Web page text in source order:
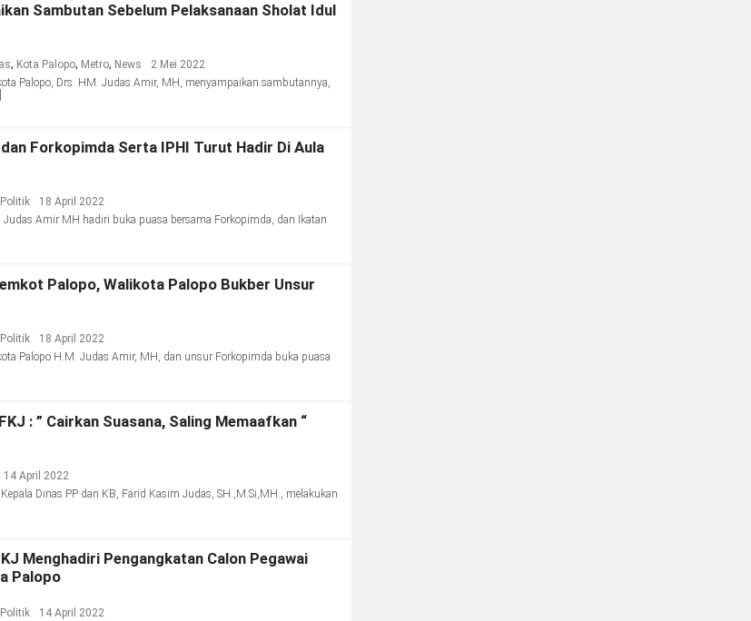
Sambutan Sebelum Pelaksanaan Sholat Idul
, Kota Palopo, Metro, News
2 Mei 2022
Palopo, Drs. HM. Judas Amir, MH, menyampaikan sambutannya,
Forkopimda Serta IPHI Turut Hadir Di Aula
Politik
18 April 2022
Judas Amir MH hadiri buka puasa bersama Forkopimda, dan Ikatan
Palopo, Walikota Palopo Bukber Unsur
Politik
18 April 2022
Palopo H.M. Judas Amir, MH, dan unsur Forkopimda buka puasa
: ” Cairkan Suasana, Saling Memaafkan “
14 April 2022
Dinas PP dan KB, Farid Kasim Judas, SH.,M.Si,MH., melakukan
Menghadiri Pengangkatan Calon Pegawai
Palopo
Politik
14 April 2022